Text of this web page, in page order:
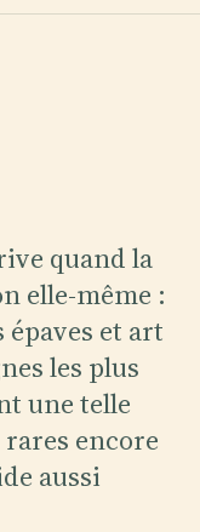
quand la
elle-même :
épaves et art
les plus
une telle
rares encore
aussi